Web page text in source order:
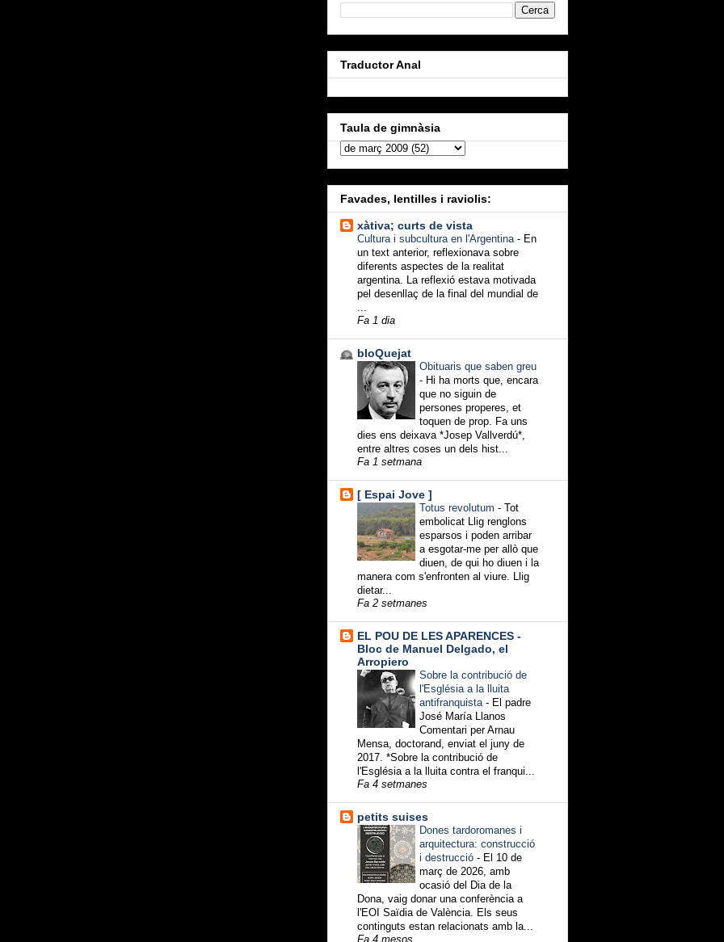
Traductor Anal
Taula de gimnàsia
Favades, lentilles i raviolis:
xàtiva; curts de vista
Cultura i subcultura en l'Argentina - En
un text anterior, reflexionava sobre
diferents aspectes de la realitat
argentina. La reflexió estava motivada
pel desenllaç de la final del mundial de
...
Fa 1 dia
bloQuejat
Obituaris que saben greu
- Hi ha morts que, encara
que no siguin de
persones properes, et
toquen de prop. Fa uns
dies ens deixava *Josep Vallverdú*,
entre altres coses un dels hist...
Fa 1 setmana
[ Espai Jove ]
Totus revolutum - Tot
embolicat Llig renglons
esparsos i poden arribar
a esgotar-me per allò que
diuen, de qui ho diuen i la
manera com s'enfronten al viure. Llig
dietar...
Fa 2 setmanes
EL POU DE LES APARENCES -
Bloc de Manuel Delgado, el
Arropiero
Sobre la contribució de
l'Església a la lluita
antifranquista - El padre
José María Llanos
Comentari per Arnau
Mensa, doctorand, enviat el juny de
2017. *Sobre la contribució de
l'Església a la lluita contra el franqui...
Fa 4 setmanes
petits suises
Dones tardoromanes i
arquitectura: construcció
i destrucció - El 10 de
març de 2026, amb
ocasió del Dia de la
Dona, vaig donar una conferència a
l'EOI Saïdia de València. Els seus
continguts estan relacionats amb la...
Fa 4 mesos